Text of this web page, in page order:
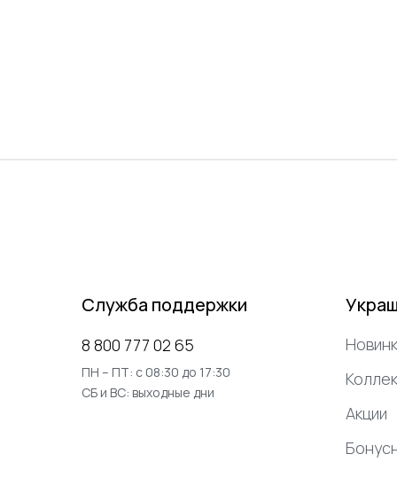
Служба поддержки
8 800 777 02 65
ПН – ПТ: с 08:30 до 17:30
СБ и ВС: выходные дни
Акции